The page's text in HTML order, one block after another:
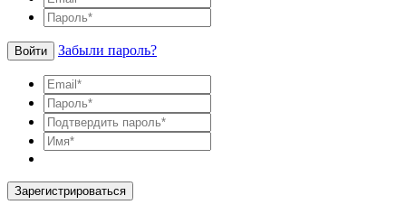
Войти Забыли пароль?
Зарегистрироваться